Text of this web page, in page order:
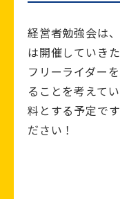
経営者勉強会は
は開催していき
フリーライダー
ることを考えて
料とする予定で
ださい！